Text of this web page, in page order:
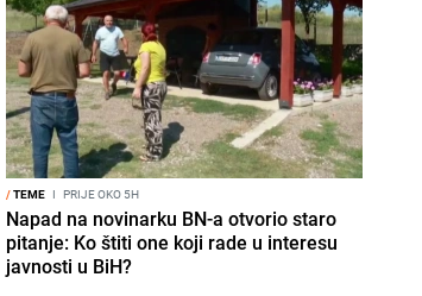
/TEME I PRIJE OKO 5H
Napad na novinarku BN-a otvorio staro
pitanje: Ko štiti one koji rade u interesu
javnosti u BiH?